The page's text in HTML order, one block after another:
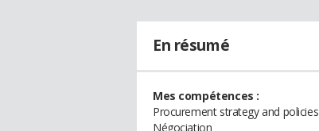
En résumé
Mes compétences :
Procurement strategy and policies
Négociation